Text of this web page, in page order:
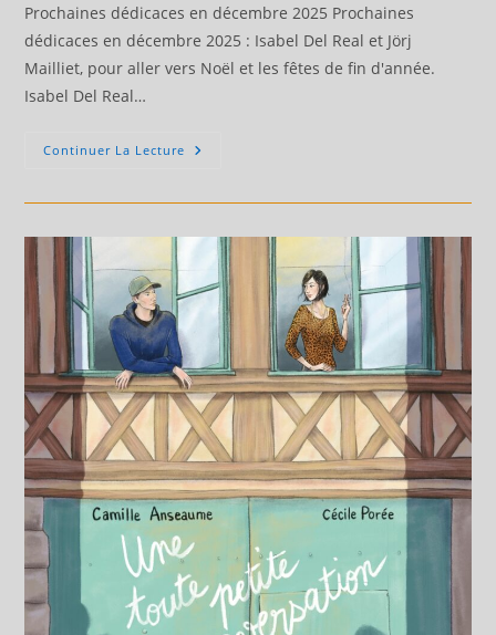
Prochaines dédicaces en décembre 2025 Prochaines
dédicaces en décembre 2025 : Isabel Del Real et Jörj
Mailliet, pour aller vers Noël et les fêtes de fin d'année.
Isabel Del Real…
Continuer La Lecture Prochaines